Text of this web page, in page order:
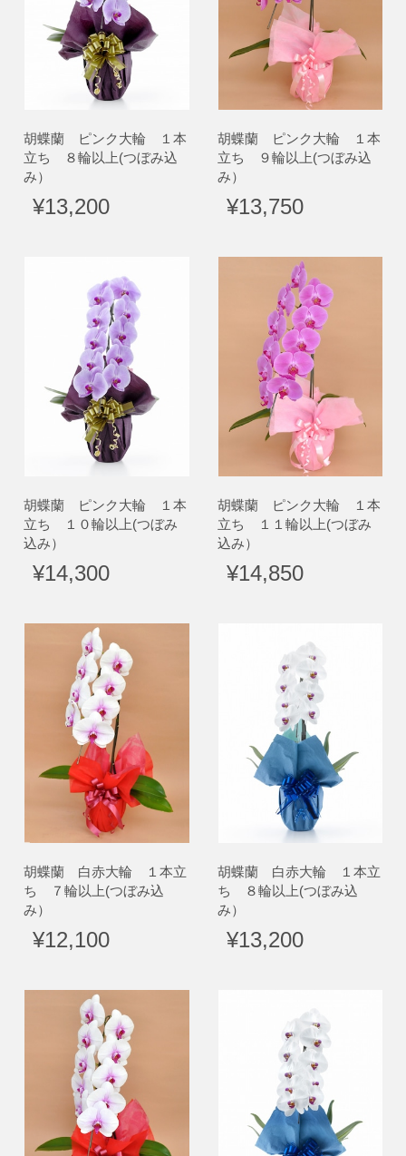
胡蝶蘭 ピンク大輪 １本
立ち ８輪以上(つぼみ込
み）
¥13,200
胡蝶蘭 ピンク大輪 １本
立ち ９輪以上(つぼみ込
み）
¥13,750
胡蝶蘭 ピンク大輪 １本
立ち １０輪以上(つぼみ
込み）
¥14,300
胡蝶蘭 ピンク大輪 １本
立ち １１輪以上(つぼみ
込み）
¥14,850
胡蝶蘭 白赤大輪 １本立
ち ７輪以上(つぼみ込
み）
¥12,100
胡蝶蘭 白赤大輪 １本立
ち ８輪以上(つぼみ込
み）
¥13,200